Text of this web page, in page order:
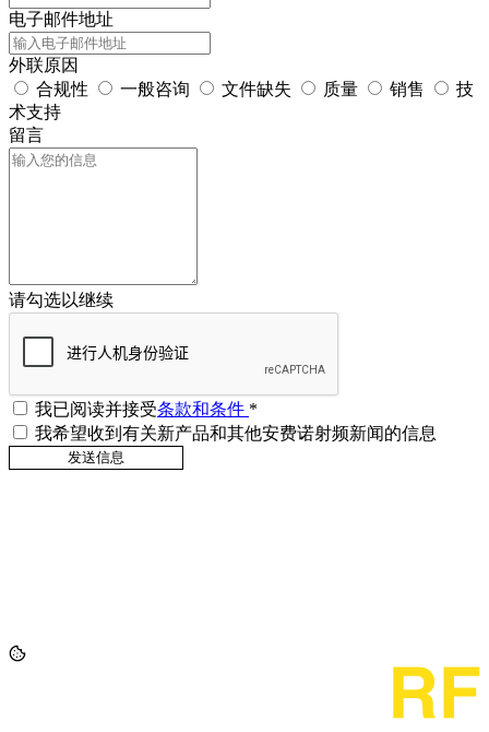
电子邮件地址
外联原因
合规性
一般咨询 文件缺失 质量 销售
技
术支持
留言
请勾选以继续
我已阅读并接受条款和条件 *
我希望收到有关新产品和其他安费诺射频新闻的信息